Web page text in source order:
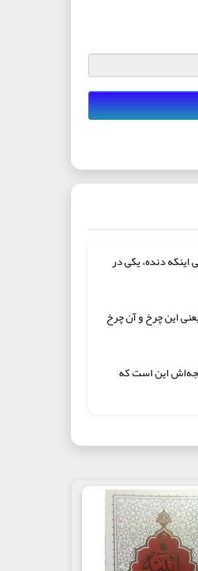
دنده، یکی در
این چرخ و آن چرخ
این است که